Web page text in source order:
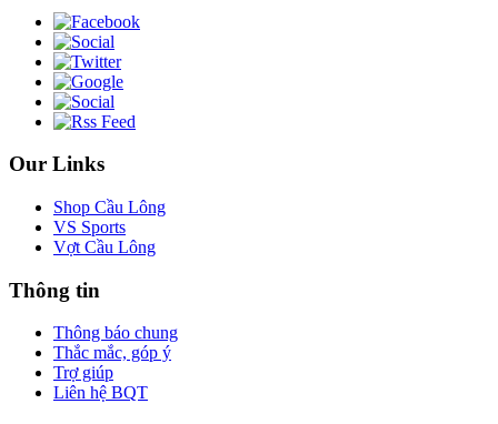
Our Links
Shop Cầu Lông
VS Sports
Vợt Cầu Lông
Thông tin
Thông báo chung
Thắc mắc, góp ý
Trợ giúp
Liên hệ BQT